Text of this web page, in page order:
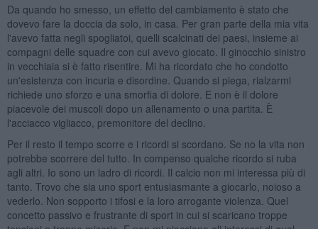
Da quando ho smesso, un effetto del cambiamento è stato che
dovevo fare la doccia da solo, in casa. Per gran parte della mia vita
l'avevo fatta negli spogliatoi, quelli scalcinati dei paesi, insieme ai
compagni delle squadre con cui avevo giocato. Il ginocchio sinistro
in vecchiaia si è fatto risentire. Mi ha ricordato che ho condotto
un'esistenza con incuria e disordine. Quando si piega, rialzarmi
richiede uno sforzo e una smorfia di dolore. E non è il dolore
piacevole dei muscoli dopo un allenamento o una partita. È
l'acciacco vigliacco, premonitore del declino.
Per il resto il tempo scorre e i ricordi si scordano. Se no la vita non
potrebbe scorrere del tutto. In compenso qualche ricordo si ruba
agli altri. Io sono un ladro di ricordi. Il calcio non mi interessa più di
tanto. Trovo che sia uno sport entusiasmante a giocarlo, noioso a
vederlo. Non sopporto i tifosi e la loro arrogante violenza. Quel
concetto passivo e frustrante di sport in cui si scaricano troppe